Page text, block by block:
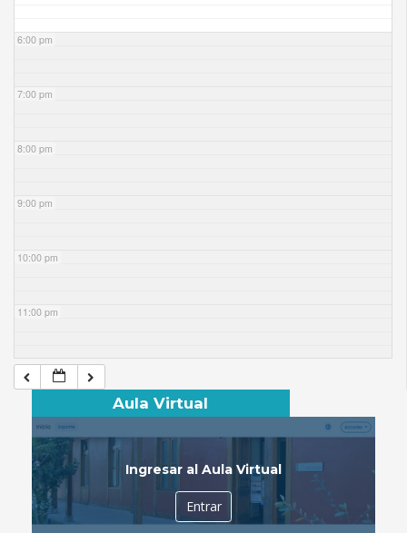
6:00 pm
7:00 pm
8:00 pm
9:00 pm
10:00 pm
11:00 pm
Aula Virtual
Ingresar al Aula Virtual
Entrar